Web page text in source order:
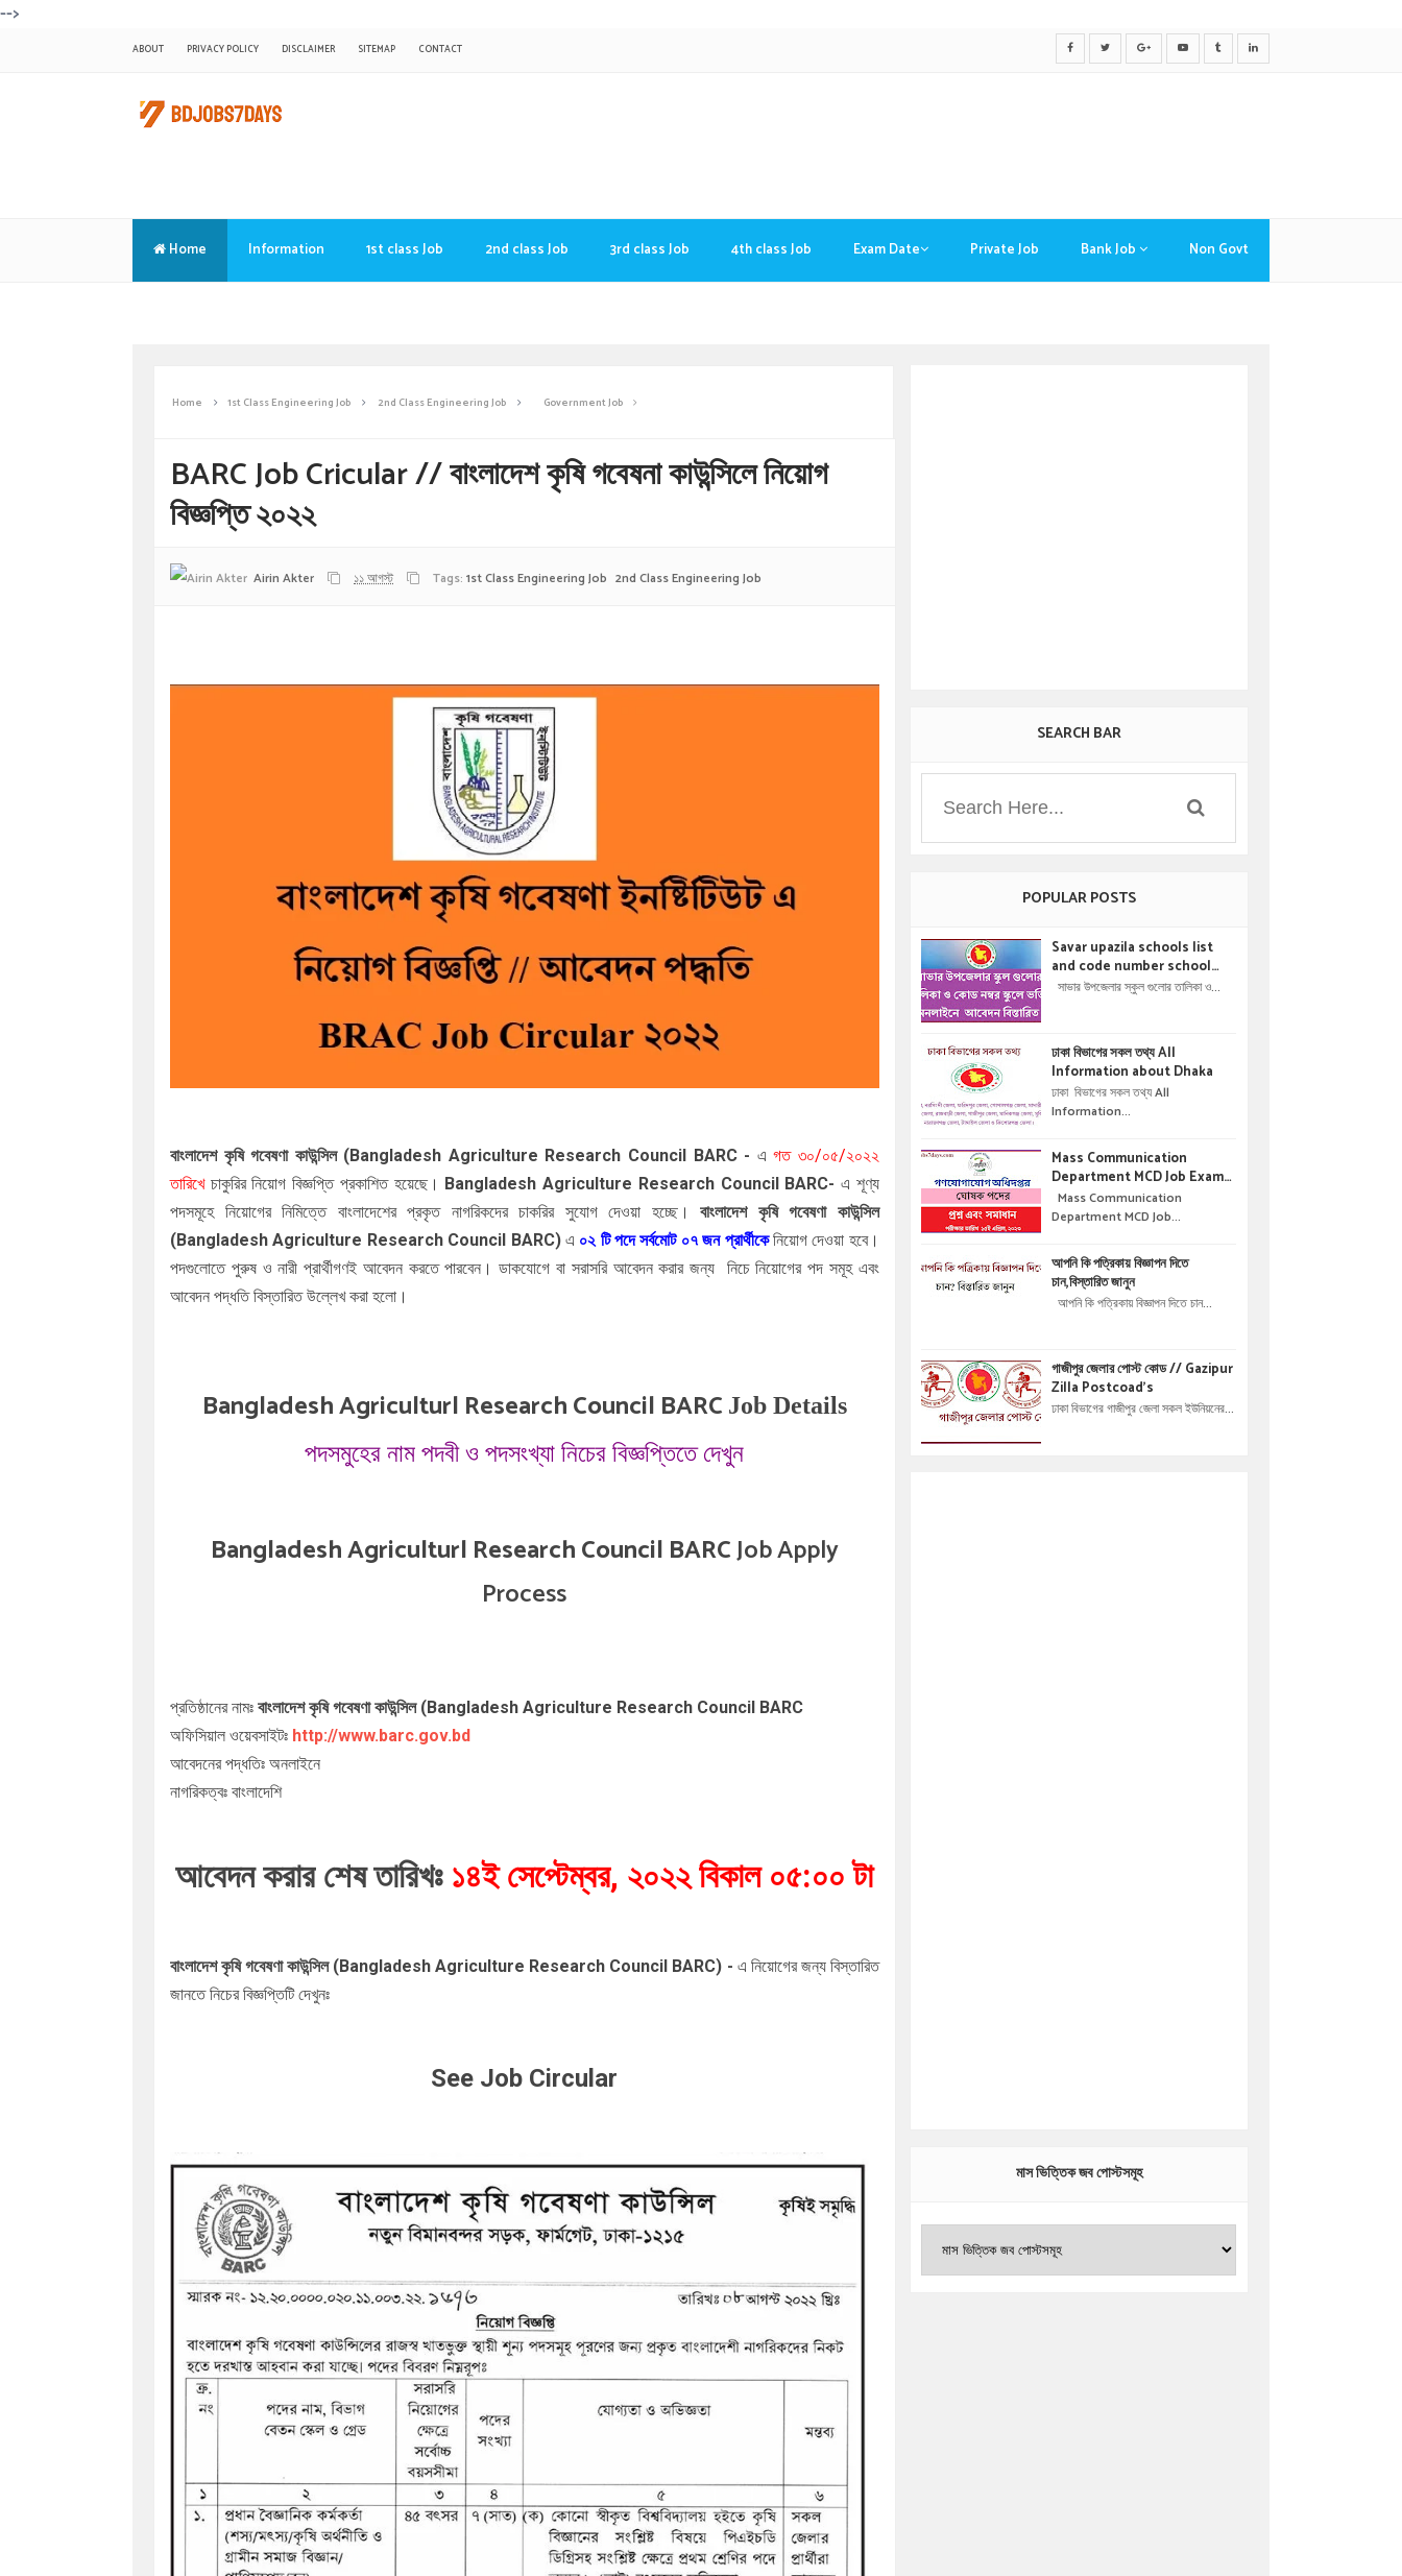
-->
ABOUT PRIVACY POLICY DISCLAIMER SITEMAP CONTACT
Home Information 1st class Job 2nd class Job 3rd class Job 4th class Job Exam Date Private Job Bank Job Non Govt
Home 1st Class Engineering Job 2nd Class Engineering Job Government Job
BARC Job Cricular // বাংলাদেশ কৃষি গবেষনা কাউন্সিলে নিয়োগ
বিজ্ঞপ্তি ২০২২
Airin Akter ১১ আগস্ট Tags: 1st Class Engineering Job 2nd Class Engineering Job
বাংলাদেশ কৃষি গবেষণা কাউন্সিল (Bangladesh Agriculture Research Council BARC - এ গত৩০/০৫/২০২২
তারিখেচাকুরির নিয়োগ বিজ্ঞপ্তি প্রকাশিত হয়েছে। Bangladesh Agriculture Research Council BARC-এ শূণ্য
পদসমূহে নিয়োগের নিমিত্তে বাংলাদেশের প্রকৃত নাগরিকদের চাকরির সুযোগ দেওয়া হচ্ছে।
বাংলাদেশ কৃষি গবেষণা কাউন্সিল
(Bangladesh Agriculture Research Council BARC) এ ০২ টি পদে সর্বমোট ০৭ জন প্রার্থীকেনিয়োগ দেওয়া হবে।
পদগুলোতে পুরুষ ও নারী প্রার্থীগণই আবেদন করতে পারবেন। ডাকযোগে বা সরাসরি আবেদন করার জন্য
নিচে নিয়োগের পদ সমূহ এবং
আবেদন পদ্ধতি বিস্তারিত উল্লেখ করা হলো।
Bangladesh Agriculturl Research Council BARC Job Details
পদসমুহের নাম পদবী ও পদসংখ্যা নিচের বিজ্ঞপ্তিতে দেখুন
Bangladesh Agriculturl Research Council BARCJob Apply
Process
প্রতিষ্ঠানের নামঃ বাংলাদেশ কৃষি গবেষণা কাউন্সিল (Bangladesh Agriculture Research Council BARC
অফিসিয়াল ওয়েবসাইটঃ http://www.barc.gov.bd
আবেদনের পদ্ধতিঃ অনলাইনে
নাগরিকত্বঃ বাংলাদেশি
আবেদন করার শেষ তারিখঃ১৪ই সেপ্টেম্বর, ২০২২ বিকাল ০৫:০০ টা
বাংলাদেশ কৃষি গবেষণা কাউন্সিল (Bangladesh Agriculture Research Council BARC) - এ নিয়োগের জন্য বিস্তারিত
জানতে নিচের বিজ্ঞপ্তিটি দেখুনঃ
See Job Circular
SEARCH BAR
POPULAR POSTS
Savar upazila schools list
and code number school
admisson online application
অনলাইনে আবেদন বিস্তারিত ।
সাভার উপজেলার স্কুল গুলোর তালিকা ও...
ঢাকা বিভাগের সকল তথ্য All
Information about Dhaka
ঢাকা বিভাগের সকল তথ্য All
Information...
Mass Communication
Department MCD Job Exam
Question & solution //
গণযোগাযোগ অধিদপ্তরে নিয়োগ পরীক্ষার
Mass Communication
Department MCD Job...
আপনি কি পত্রিকায় বিজ্ঞাপন দিতে
চান,বিস্তারিত জানুন
আপনি কি পত্রিকায় বিজ্ঞাপন দিতে চান...
গাজীপুর জেলার পোস্ট কোড // Gazipur
Zilla Postcoad's
ঢাকা বিভাগের গাজীপুর জেলা সকল ইউনিয়নের...
মাস ভিত্তিক জব পোস্টসমূহ